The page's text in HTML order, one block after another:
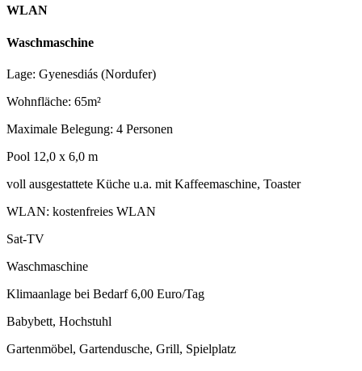
WLAN
Waschmaschine
Lage: Gyenesdiás (Nordufer)
Wohnfläche: 65m²
Maximale Belegung: 4 Personen
Pool 12,0 x 6,0 m
voll ausgestattete Küche u.a. mit Kaffeemaschine, Toaster
WLAN: kostenfreies WLAN
Sat-TV
Waschmaschine
Klimaanlage bei Bedarf 6,00 Euro/Tag
Babybett, Hochstuhl
Gartenmöbel, Gartendusche, Grill, Spielplatz